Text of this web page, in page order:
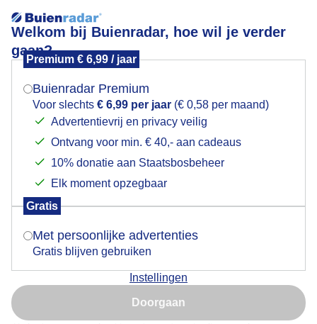
Welkom bij Buienradar, hoe wil je verder
gaan?
Premium € 6,99 / jaar
Buienradar Premium
Voor slechts € 6,99 per jaar (€ 0,58 per maand)
Advertentievrij en privacy veilig
Ontvang voor min. € 40,- aan cadeaus
10% donatie aan Staatsbosbeheer
Elk moment opzegbaar
Gratis
Met persoonlijke advertenties
Gratis blijven gebruiken
Instellingen
Doorgaan
Mist, laaghangende bewolking en grijs weer vroeg in
de ochtend in Midden-Nederland
Dit is het weerbeeld vroeg in de ochtend in Midden-
Nederland met mist, laaghangende bewolking en grijs
weer.
Mogen we je locatie gebruiken voor het
Indien je hier nog geen akkoord op hebt gegeven,
verschijnt er zo een pop-up uit je browser waarin
Is goed, toon de popup
Nu niet, misschien later